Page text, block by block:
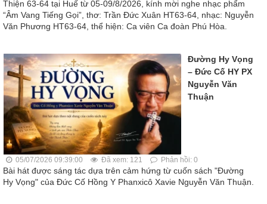
Thiện 63-64 tại Huế từ 05-09/8/2026, kính mời nghe nhạc phẩm
“Âm Vang Tiếng Gọi”, thơ: Trần Đức Xuân HT63-64, nhạc: Nguyễn
Văn Phương HT63-64, thể hiện: Ca viên Ca đoàn Phú Hòa.
Đường Hy Vọng
– Đức Cố HY PX
Nguyễn Văn
Thuận
05/07/2026 09:39:00 Đã xem: 121 Phản hồi: 0
Bài hát được sáng tác dựa trên cảm hứng từ cuốn sách "Đường
Hy Vọng" của Đức Cố Hồng Y Phanxicô Xavie Nguyễn Văn Thuận.